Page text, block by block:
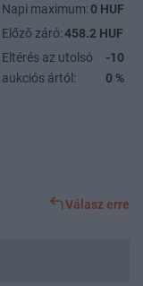
Napi maximum: 0 HUF
Előző záró:458.2 HUF
Eltérés az utolsó
aukciós ártól:
-10
0 %
Válasz erre